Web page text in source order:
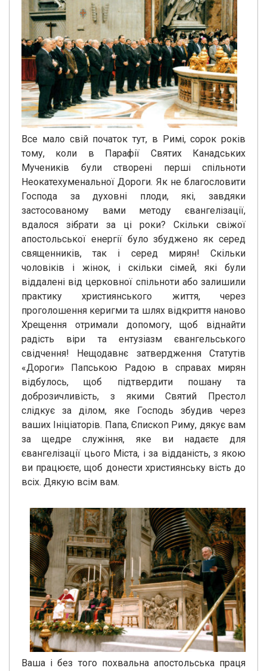
Все мало свій початок тут, в Римі, сорок років
тому, коли в Парафії Святих Канадських
Мучеників були створені перші спільноти
Неокатехуменальної Дороги. Як не благословити
Господа за духовні плоди, які, завдяки
застосованому вами методу євангелізації,
вдалося зібрати за ці роки? Скільки свіжої
апостольської енергії було збуджено як серед
священників, так і серед мирян! Скільки
чоловіків і жінок, і скільки сімей, які були
віддалені від церковної спільноти або залишили
практику християнського життя, через
проголошення керигми та шлях відкриття наново
Хрещення отримали допомогу, щоб віднайти
радість віри та ентузіазм євангельського
свідчення! Нещодавнє затвердження Статутів
«Дороги» Папською Радою в справах мирян
відбулось, щоб підтвердити пошану та
доброзичливість, з якими Святий Престол
слідкує за ділом, яке Господь збудив через
ваших Ініціаторів. Папа, Єпископ Риму, дякує вам
за щедре служіння, яке ви надаєте для
євангелізації цього Міста, і за відданість, з якою
ви працюєте, щоб донести християнську вість до
всіх. Дякую всім вам.
Ваша і без того похвальна апостольська праця